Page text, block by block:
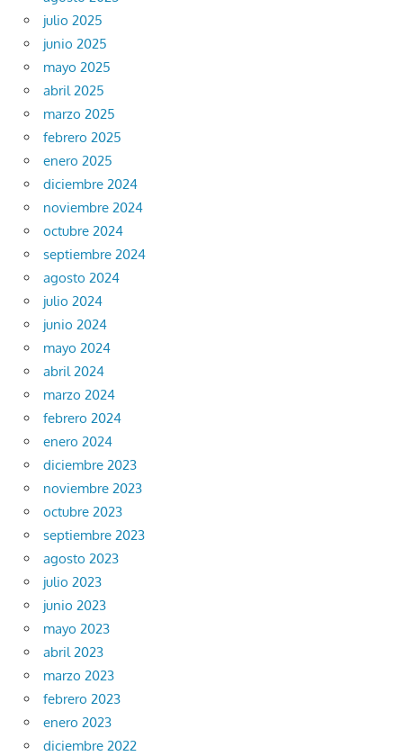
julio 2025
junio 2025
mayo 2025
abril 2025
marzo 2025
febrero 2025
enero 2025
diciembre 2024
noviembre 2024
octubre 2024
septiembre 2024
agosto 2024
julio 2024
junio 2024
mayo 2024
abril 2024
marzo 2024
febrero 2024
enero 2024
diciembre 2023
noviembre 2023
octubre 2023
septiembre 2023
agosto 2023
julio 2023
junio 2023
mayo 2023
abril 2023
marzo 2023
febrero 2023
enero 2023
diciembre 2022